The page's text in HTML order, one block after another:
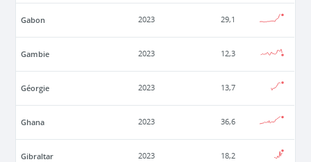
Gabon 2023 29,1
Gambie 2023 12,3
Géorgie 2023 13,7
Ghana 2023 36,6
Gibraltar 2023 18,2